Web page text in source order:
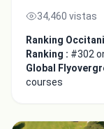
34,460 vistas
Ranking
Ranking : #302
Global
courses